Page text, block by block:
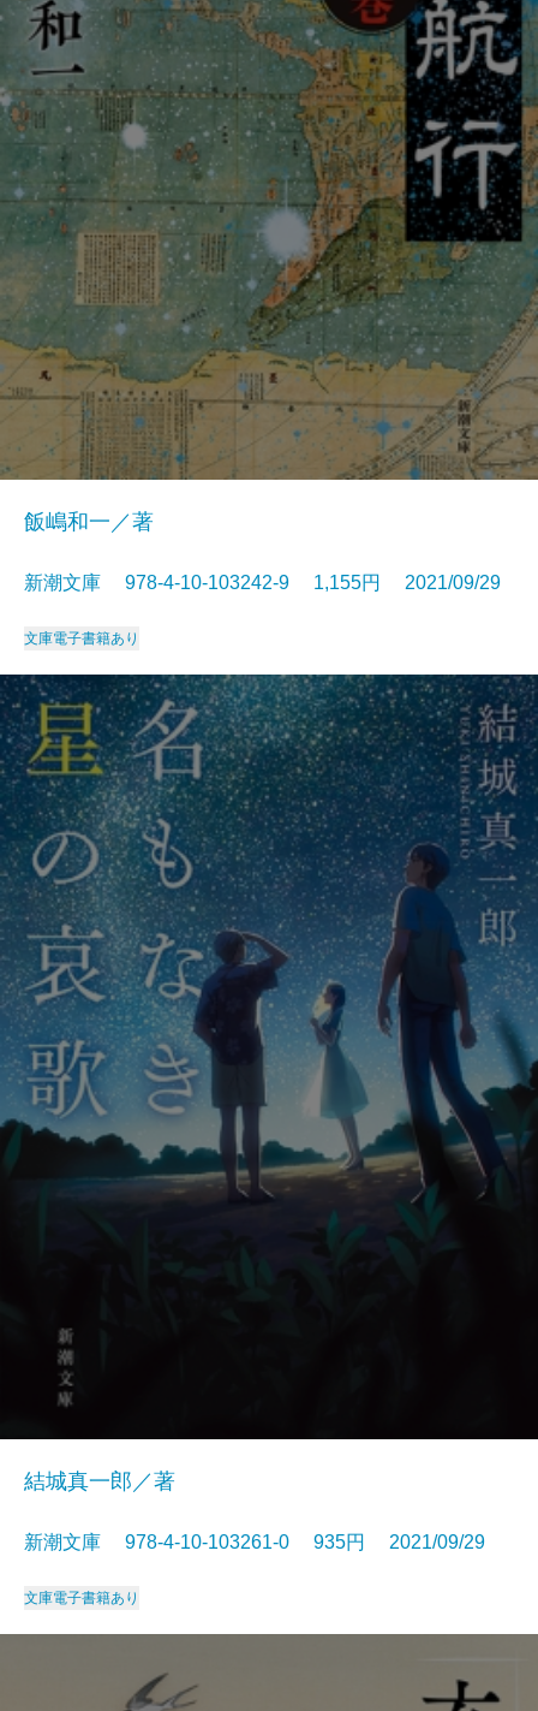
飯嶋和一／著
新潮文庫 978-4-10-103242-9 1,155円 2021/09/29
文庫電子書籍あり
結城真一郎／著
新潮文庫 978-4-10-103261-0 935円 2021/09/29
文庫電子書籍あり